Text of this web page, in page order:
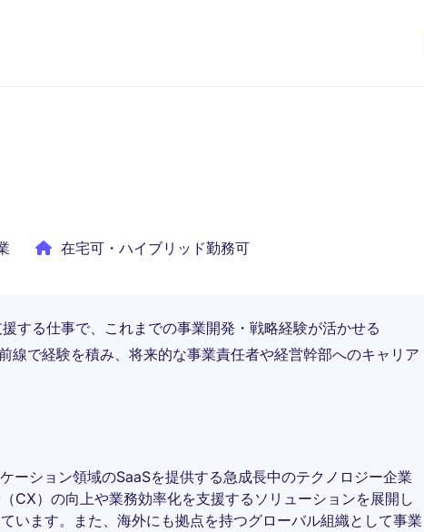
在宅可・ハイブリッド勤務可
する仕事で、これまでの事業開発・戦略経験が活かせる
線で経験を積み、将来的な事業責任者や経営幹部へのキャリア
ーション領域のSaaSを提供する急成長中のテクノロジー企業
CX）の向上や業務効率化を支援するソリューションを展開し
います。また、海外にも拠点を持つグローバル組織として事業